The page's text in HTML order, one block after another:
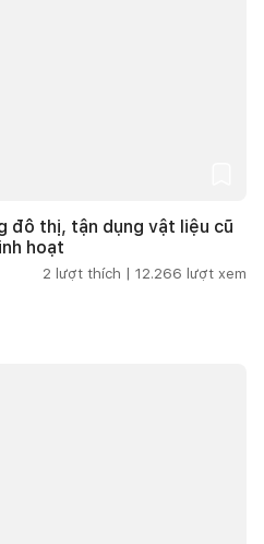
đô thị, tận dụng vật liệu cũ
hoạt
2 lượt thích | 12.266 lượt xem